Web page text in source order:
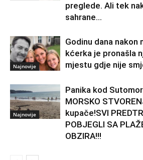
preglede. Ali tek
sahrane...
Najnovije
Godinu dana nakon
kćerka je pronašla
mjestu gdje nije
Najnovije
Panika kod
MORSKO
kupače!SVI
POBJEGLI SA
OBZIRA!!!